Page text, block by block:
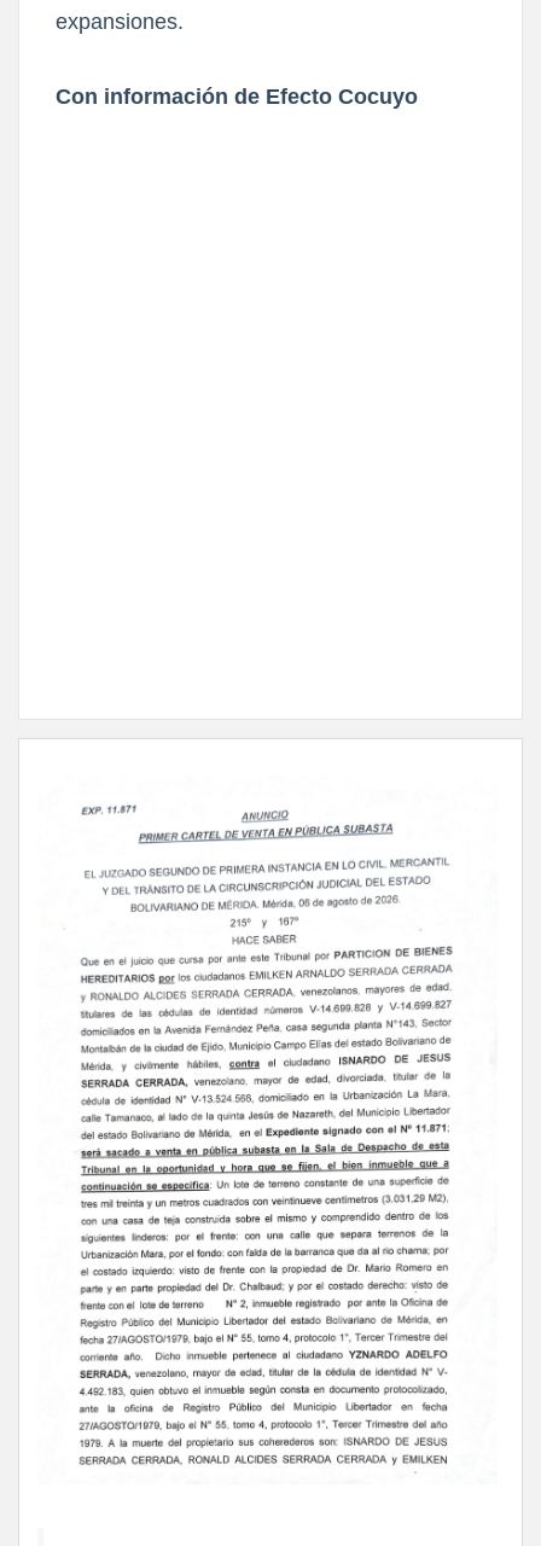
expansiones.
Con información de Efecto Cocuyo